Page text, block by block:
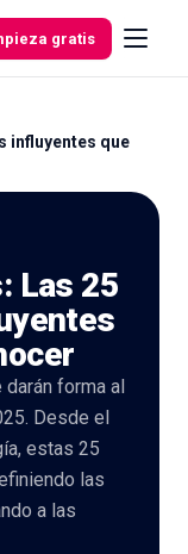
gratis
influyentes que
Las 25
forma al
Desde el
estas 25
las
a las